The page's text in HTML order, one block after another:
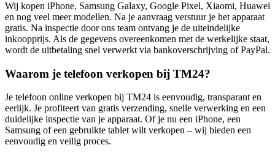
Wij kopen iPhone, Samsung Galaxy, Google Pixel, Xiaomi, Huawei
en nog veel meer modellen. Na je aanvraag verstuur je het apparaat
gratis. Na inspectie door ons team ontvang je de uiteindelijke
inkoopprijs. Als de gegevens overeenkomen met de werkelijke staat,
wordt de uitbetaling snel verwerkt via bankoverschrijving of PayPal.
Waarom je telefoon verkopen bij TM24?
Je telefoon online verkopen bij TM24 is eenvoudig, transparant en
eerlijk. Je profiteert van gratis verzending, snelle verwerking en een
duidelijke inspectie van je apparaat. Of je nu een iPhone, een
Samsung of een gebruikte tablet wilt verkopen – wij bieden een
eenvoudig en veilig proces.